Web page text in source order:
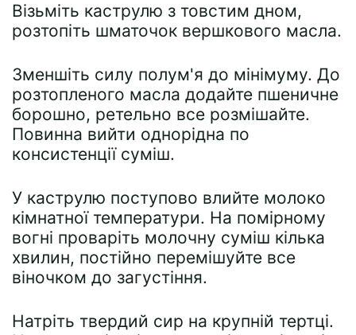
Візьміть каструлю з товстим дном,
розтопіть шматочок вершкового масла.
Зменшіть силу полум'я до мінімуму. До
розтопленого масла додайте пшеничне
борошно, ретельно все розмішайте.
Повинна вийти однорідна по
консистенції суміш.
У каструлю поступово влийте молоко
кімнатної температури. На помірному
вогні проваріть молочну суміш кілька
хвилин, постійно перемішуйте все
віночком до загустіння.
Натріть твердий сир на крупній тертці.